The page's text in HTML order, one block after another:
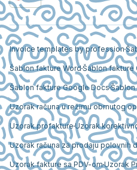
Invoice templates by profession
Šablon fakture Word Šablon fakture
Šablon fakture Google DocsŠablon
Uzorak računa u režimu obrnutog
Uzorak profakture Uzorak
Uzorak računa za prodaju polovnih
Uzorak fakture sa PDV-omUzorak